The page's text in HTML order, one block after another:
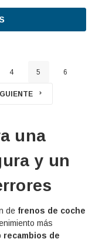
4 5 6
una
y un
de frenos de coche
más
recambios de